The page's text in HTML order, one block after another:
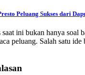
Peluang Sukses dari
ini bukan hanya soal
peluang. Salah satu ide